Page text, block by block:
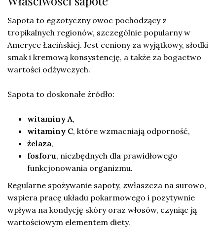
Sapota to egzotyczny owoc pochodzący z
tropikalnych regionów, szczególnie popularny w
Ameryce Łacińskiej. Jest ceniony za wyjątkowy, słodki
smak i kremową konsystencję, a także za bogactwo
wartości odżywczych.
Sapota to doskonałe źródło:
witaminy A,
witaminy C, które wzmacniają odporność,
żelaza,
fosforu, niezbędnych dla prawidłowego
funkcjonowania organizmu.
Regularne spożywanie sapoty, zwłaszcza na surowo,
wspiera pracę układu pokarmowego i pozytywnie
wpływa na kondycję skóry oraz włosów, czyniąc ją
wartościowym elementem diety.